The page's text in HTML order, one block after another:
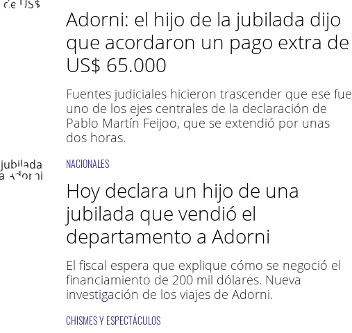
Adorni: el hijo de la jubilada dijo
que acordaron un pago extra de
US$ 65.000
Fuentes judiciales hicieron trascender que ese fue
uno de los ejes centrales de la declaración de
Pablo Martín Feijoo, que se extendió por unas
dos horas.
NACIONALES
Hoy declara un hijo de una
jubilada que vendió el
departamento a Adorni
El fiscal espera que explique cómo se negoció el
financiamiento de 200 mil dólares. Nueva
investigación de los viajes de Adorni.
CHISMES Y ESPECTÁCULOS